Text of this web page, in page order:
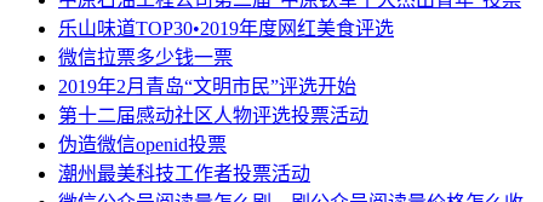
乐山味道TOP30•2019年度网红美食评选
微信拉票多少钱一票
2019年2月青岛“文明市民”评选开始
第十二届感动社区人物评选投票活动
伪造微信openid投票
潮州最美科技工作者投票活动